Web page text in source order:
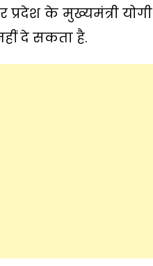
प्रदेश के मुख्यमंत्री
दे सकता है.